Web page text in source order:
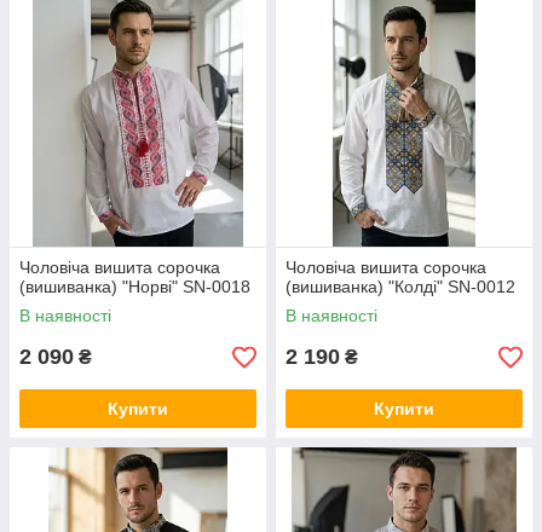
Чоловіча вишита сорочка
(вишиванка) "Норві" SN-0018
В наявності
2 090 ₴
Купити
Чоловіча вишита сорочка
(вишиванка) "Колді" SN-0012
В наявності
2 190 ₴
Купити